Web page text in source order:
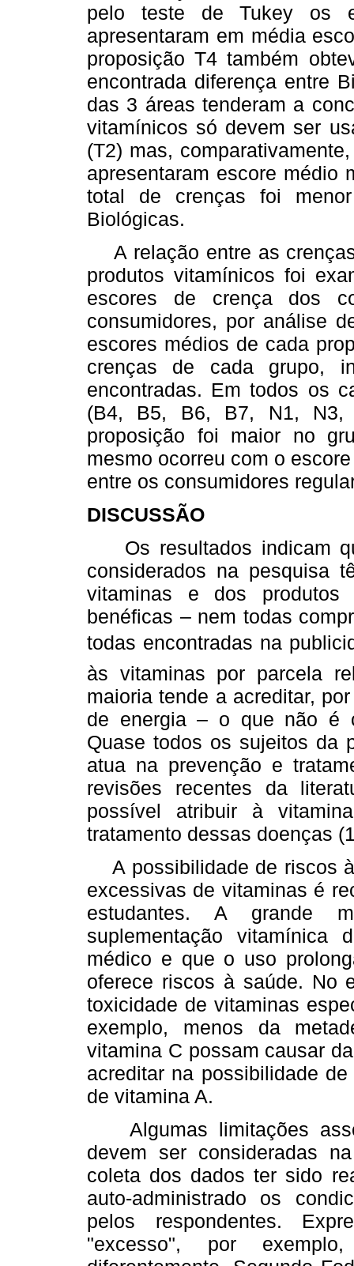
pelo teste de Tukey os
apresentaram em média
proposição T4 também
encontrada diferença entre
das 3 áreas tenderam a
vitamínicos só devem ser
(T2) mas,
apresentaram escore médio
total de crenças foi
Biológicas.
A relação entre as
produtos vitamínicos foi
escores de crença dos
consumidores, por análise
escores médios de cada
crenças de cada grupo,
encontradas. Em todos os
(B4, B5, B6, B7, N1,
proposição foi maior no
mesmo ocorreu com o
entre os consumidores
DISCUSSÃO
Os resultados indicam
considerados na pesquisa
vitaminas e dos produtos
benéficas – nem todas
todas encontradas na
às vitaminas por parcela
maioria tende a acreditar,
de energia – o que não é
Quase todos os sujeitos da
atua na prevenção e
revisões recentes da
possível atribuir à
tratamento dessas doenças
A possibilidade de riscos
excessivas de vitaminas é
estudantes. A grande
suplementação vitamínica
médico e que o uso
oferece riscos à saúde. No
toxicidade de vitaminas
exemplo, menos da
vitamina C possam causar
acreditar na possibilidade
de vitamina A.
Algumas limitações
devem ser consideradas
coleta dos dados ter sido
auto-administrado os
pelos respondentes.
"excesso", por